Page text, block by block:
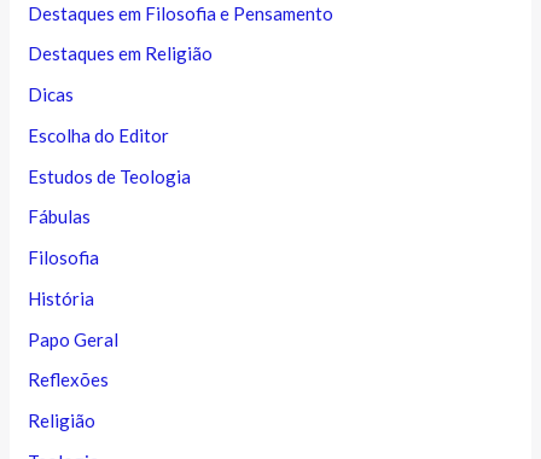
Destaques em Filosofia e Pensamento
Destaques em Religião
Dicas
Escolha do Editor
Estudos de Teologia
Fábulas
Filosofia
História
Papo Geral
Reflexões
Religião